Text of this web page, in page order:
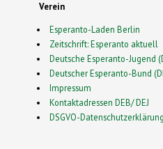
Verein
Esperanto-Laden Berlin
Zeitschrift: Esperanto aktuell
Deutsche Esperanto-Jugend
Deutscher Esperanto-Bund
Impressum
Kontaktadressen DEB/ DEJ
DSGVO-Datenschutzerklärung